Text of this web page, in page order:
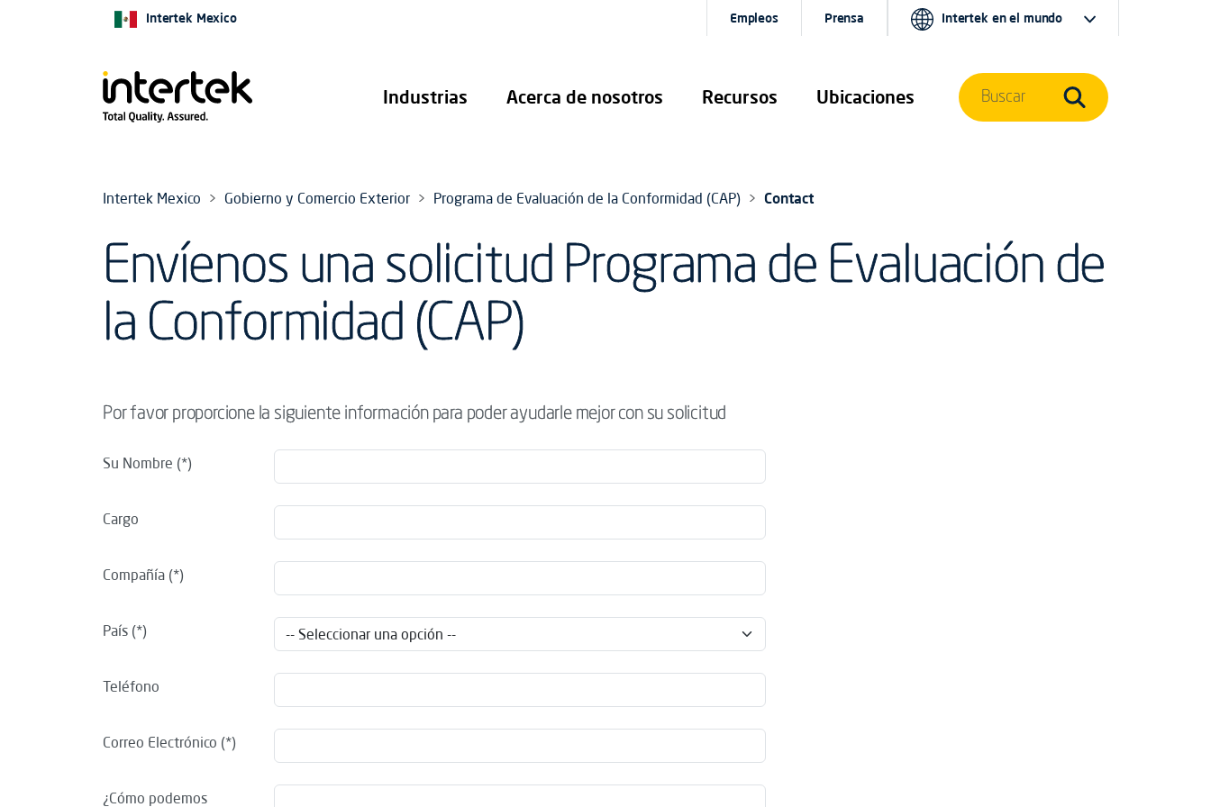
Industrias Acerca de nosotros Recursos Ubicaciones
Intertek Mexico Empleos Prensa Intertek en el mundo
Buscar
Intertek Mexico Gobierno y Comercio Exterior Programa de Evaluación de la Conformidad (CAP) Contact
Envíenos una solicitud Programa de Evaluación de
la Conformidad (CAP)
Por favor proporcione la siguiente información para poder ayudarle mejor con su solicitud
Su Nombre
Cargo
Compañía
País
Teléfono
Correo Electrónico
¿Cómo podemos